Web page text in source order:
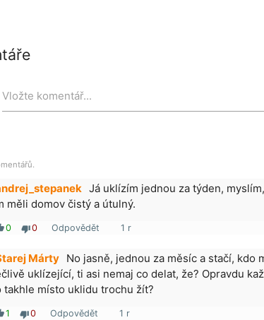
Vložte komentář...
Já uklízím jednou za týden,
měli domov čistý a útulný.
0 thumb_down0 Odpovědět 1 r
Márty No jasně, jednou za měsíc a stačí, kdo
uklízející, ti asi nemaj co delat, že? Opravdu
takhle místo uklidu trochu žít?
1 thumb_down0 Odpovědět 1 r